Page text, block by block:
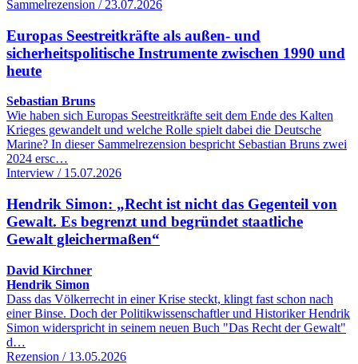
Sammelrezension / 23.07.2026
Europas Seestreitkräfte als außen- und
sicherheitspolitische Instrumente zwischen 1990 und
heute
Sebastian Bruns
Wie haben sich Europas Seestreitkräfte seit dem Ende des Kalten
Krieges gewandelt und welche Rolle spielt dabei die Deutsche
Marine? In dieser Sammelrezension bespricht Sebastian Bruns zwei
2024 ersc…
Interview / 15.07.2026
Hendrik Simon: „Recht ist nicht das Gegenteil von
Gewalt. Es begrenzt und begründet staatliche
Gewalt gleichermaßen“
David Kirchner
Hendrik Simon
Dass das Völkerrecht in einer Krise steckt, klingt fast schon nach
einer Binse. Doch der Politikwissenschaftler und Historiker Hendrik
Simon widerspricht in seinem neuen Buch "Das Recht der Gewalt"
d…
Rezension / 13.05.2026